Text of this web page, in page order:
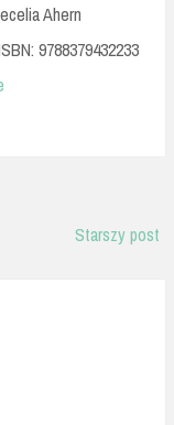
Ahern
9788379432233
Starszy post